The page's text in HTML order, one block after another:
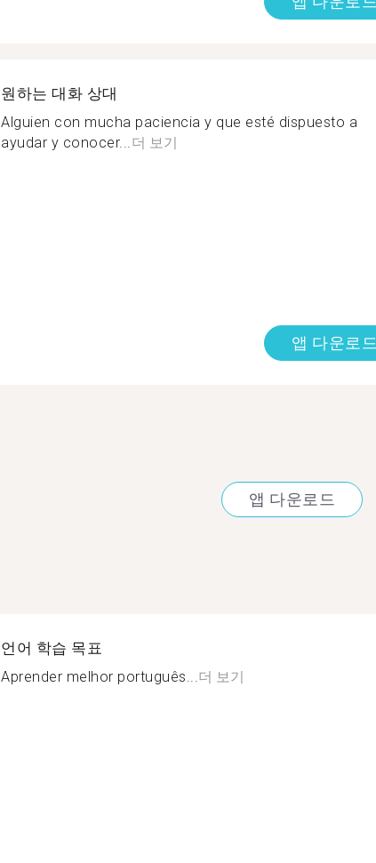
원하는 대화 상대
Alguien con mucha paciencia y que esté dispuesto a
ayudar y conocer...더 보기
앱 다운로드
앱 다운로드
언어 학습 목표
Aprender melhor português... 더 보기